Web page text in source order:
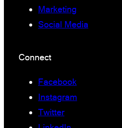
Marketing
Social Media
Connect
Facebook
Instagram
Twitter